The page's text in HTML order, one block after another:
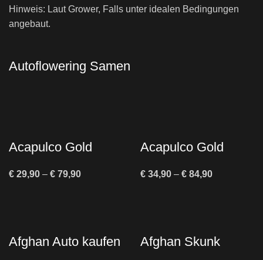
Hinweis: Laut Grower, Falls unter idealen Bedingungen
angebaut.
Autoflowering Samen
Acapulco Gold
Legendäre Sativa
€ 29,90 – € 79,90
Acapulco Gold
– Sativa-Klassiker
€ 34,90 – € 84,90
Afghan Auto kaufen
Afghan Skunk